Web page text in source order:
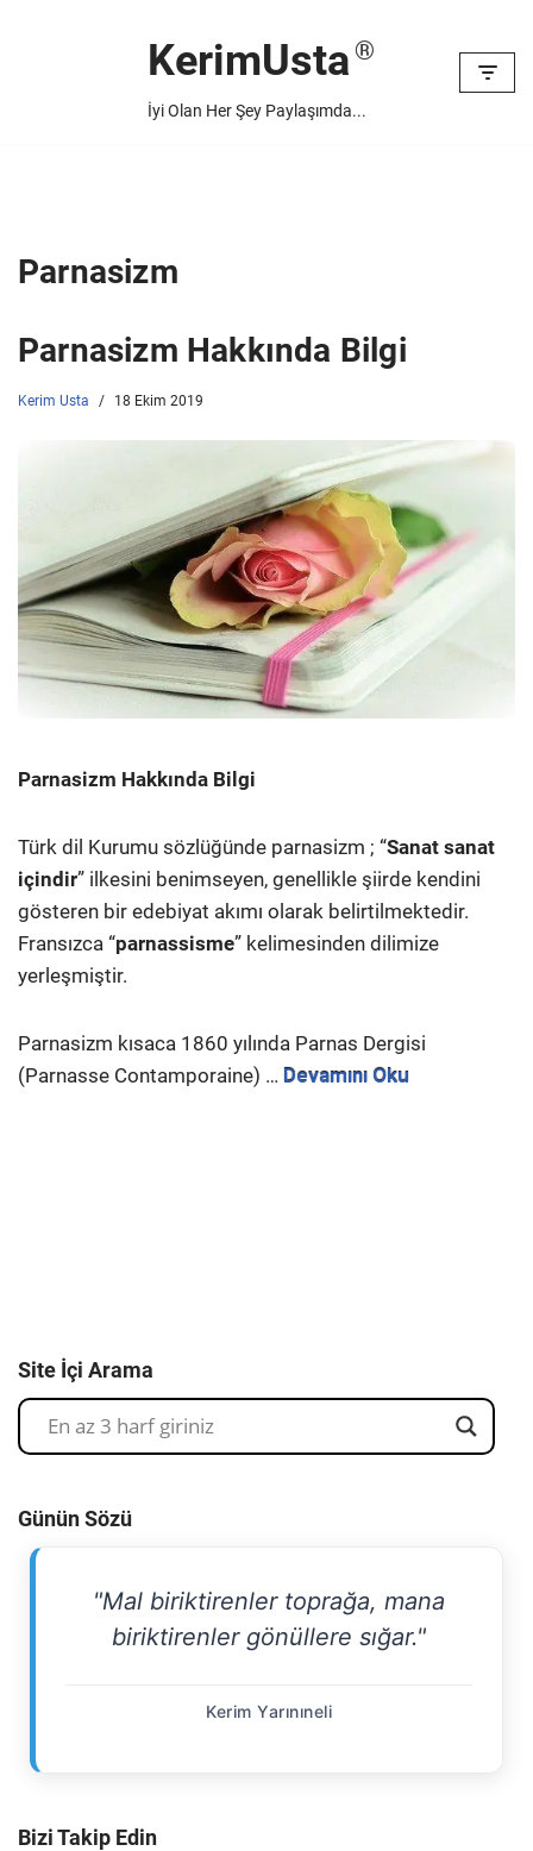
KerimUsta
İyi Olan Her Şey Paylaşımda...
Parnasizm
Parnasizm Hakkında Bilgi
Kerim Usta 18 Ekim 2019
Parnasizm Hakkında Bilgi
Türk dil Kurumu sözlüğünde parnasizm ; “Sanat sanat
içindir” ilkesini benimseyen, genellikle şiirde kendini
gösteren bir edebiyat akımı olarak belirtilmektedir.
Fransızca “parnassisme” kelimesinden dilimize
yerleşmiştir.
Parnasizm kısaca 1860 yılında Parnas Dergisi
(Parnasse Contamporaine) … Devamını Oku
Site İçi Arama
Günün Sözü
"Mal biriktirenler toprağa, mana
biriktirenler gönüllere sığar."
Kerim Yarınıneli
Bizi Takip Edin